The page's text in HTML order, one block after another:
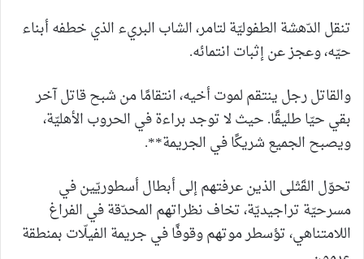
تنقل الدّهشة الطفوليّة لتامر، الشاب البريء الذي خطفه أبناء
حيّه، وعجز عن إثبات انتمائه.
والقاتل رجل ينتقم لموت أخيه، انتقامًا من شبح قاتل آخر
بقي حيّا طليقًا. حيث لا توجد براءة في الحروب الأهليّة،
ويصبح الجميع شريكًا في الجريمة**.
تحوّل القَتْلى الذين عرفتهم إلى أبطال أسطوريّين في
مسرحيّة تراجيديّة، تخاف نظراتهم المحدّقة في الفراغ
اللامتناهي، تؤسطر موتهم وقوفًا في جريمة الفيلّات بمنطقة